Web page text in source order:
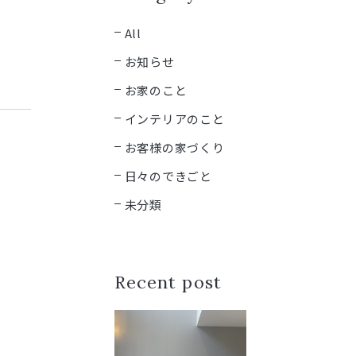
All
お知らせ
お家のこと
インテリアのこと
お客様の家づくり
日々のできごと
未分類
Recent post